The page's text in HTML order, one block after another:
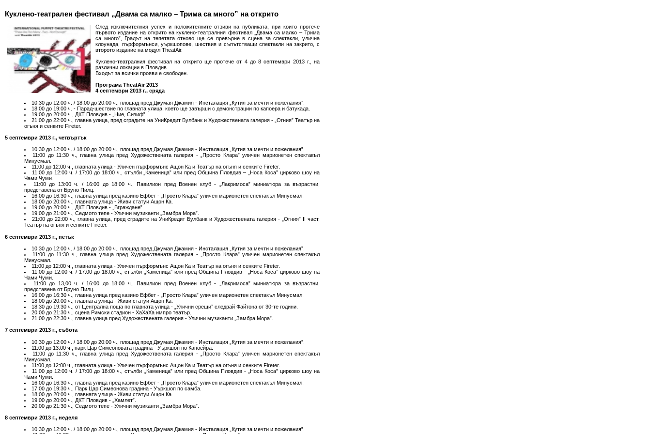
Куклено-театрален фестивал „Двама са малко – Трима са много” на открито
След изключителния успех и положителните отзиви на публиката, при които протече
първото издание на открито на куклено-театралния фестивал „Двама са малко – Трима
са много”, Градът на тепетата отново ще се превърне в сцена за спектакли, улична
клоунада, пърформънси, уъркшопове, шествия и съпътстващи спектакли на закрито, с
второто издание на модул TheatAir.
Куклено-театралния фестивал на открито ще протече от 4 до 8 септември 2013 г., на
различни локации в Пловдив.
Входът за всички прояви е свободен.
Програма TheatAir 2013
4 септември 2013 г., сряда
10:30 до 12:00 ч. / 18:00 до 20:00 ч., площад пред Джумая Джамия - Инсталация „Кутия за мечти и пожелания”.
18:00 до 19:00 ч. - Парад-шествие по главната улица, което ще завърши с демонстрации по капоера и батукада.
19:00 до 20:00 ч., ДКТ Пловдив - „Ние, Сизиф”.
21:00 до 22:00 ч., главна улица, пред сградите на УниКредит Булбанк и Художествената галерия - „Огния” Театър на
огъня и сенките Fireter.
5 септември 2013 г., четвъртък
10:30 до 12:00 ч. / 18:00 до 20:00 ч., площад пред Джумая Джамия - Инсталация „Кутия за мечти и пожелания”.
11:00 до 11:30 ч., главна улица пред Художествената галерия - „Просто Клара” уличен марионетен спектакъл
Минусмал.
11:00 до 12:00 ч., главната улица - Уличен пърформънс Ащон Ка и Театър на огъня и сенките Fireter.
11:00 до 12:00 ч. / 17:00 до 18:00 ч., стълби „Каменица” или пред Община Пловдив – „Носа Коса” цирково шоу на
Чами Чуми.
11:00 до 13:00 ч. / 16:00 до 18:00 ч., Павилион пред Военен клуб - „Лакримоса” миниатюра за възрастни,
представена от Бруно Пилц.
16:00 до 16:30 ч., главна улица пред казино Ефбет - „Просто Клара” уличен марионетен спектакъл Минусмал.
18:00 до 20:00 ч., главната улица - Живи статуи Ащон Ка.
19:00 до 20:00 ч., ДКТ Пловдив - „Вграждане”.
19:00 до 21:00 ч., Седмото тепе - Улични музиканти „Замбра Мора”.
21:00 до 22:00 ч., главна улица, пред сградите на УниКредит Булбанк и Художествената галерия - „Огния” ІІ част,
Театър на огъня и сенките Fireter.
6 септември 2013 г., петък
10:30 до 12:00 ч. / 18:00 до 20:00 ч., площад пред Джумая Джамия - Инсталация „Кутия за мечти и пожелания”.
11:00 до 11:30 ч., главна улица пред Художествената галерия - „Просто Клара” уличен марионетен спектакъл
Минусмал.
11:00 до 12:00 ч., главната улица - Уличен пърформънс Ащон Ка и Театър на огъня и сенките Fireter.
11:00 до 12:00 ч. / 17:00 до 18:00 ч., стълби „Каменица” или пред Община Пловдив - „Носа Коса” цирково шоу на
Чами Чуми.
11:00 до 13,00 ч. / 16:00 до 18:00 ч., Павилион пред Военен клуб - „Лакримоса” миниатюра за възрастни,
представена от Бруно Пилц.
16:00 до 16:30 ч., главна улица пред казино Ефбет - „Просто Клара” уличен марионетен спектакъл Минусмал.
18:00 до 20:00 ч., главната улица - Живи статуи Ащон Ка.
18:30 до 19:30 ч., от Централна поща по главната улица - „Улични срещи” следвай Файтона от 30-те години.
20:00 до 21:30 ч., сцена Римски стадион - ХаХаХа импро театър.
21:00 до 22:30 ч., главна улица пред Художествената галерия - Улични музиканти „Замбра Мора”.
7 септември 2013 г., събота
10:30 до 12:00 ч. / 18:00 до 20:00 ч., площад пред Джумая Джамия - Инсталация „Кутия за мечти и пожелания”.
11:00 до 13:00 ч., парк Цар Симеоновата градина - Уъркшоп по Капоейра.
11:00 до 11:30 ч., главна улица пред Художествената галерия - „Просто Клара” уличен марионетен спектакъл
Минусмал.
11:00 до 12:00 ч., главната улица - Уличен пърформънс Ащон Ка и Театър на огъня и сенките Fireter.
11:00 до 12:00 ч. / 17:00 до 18:00 ч., стълби „Каменица” или пред Община Пловдив - „Носа Коса” цирково шоу на
Чами Чуми.
16:00 до 16:30 ч., главна улица пред казино Ефбет - „Просто Клара” уличен марионетен спектакъл Минусмал.
17:00 до 19:30 ч., Парк Цар Симеонова градина - Уъркшоп по самба.
18:00 до 20:00 ч., главната улица - Живи статуи Ащон Ка.
19:00 до 20:00 ч., ДКТ Пловдив - „Хамлет”.
20:00 до 21:30 ч., Седмото тепе - Улични музиканти „Замбра Мора”.
8 септември 2013 г., неделя
10:30 до 12:00 ч. / 18:00 до 20:00 ч., площад пред Джумая Джамия - Инсталация „Кутия за мечти и пожелания”.